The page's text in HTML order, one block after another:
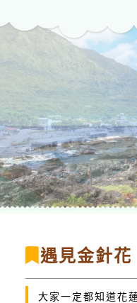
遇見金針花
大家一定都知道花